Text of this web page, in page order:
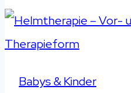
Babys & Kinder